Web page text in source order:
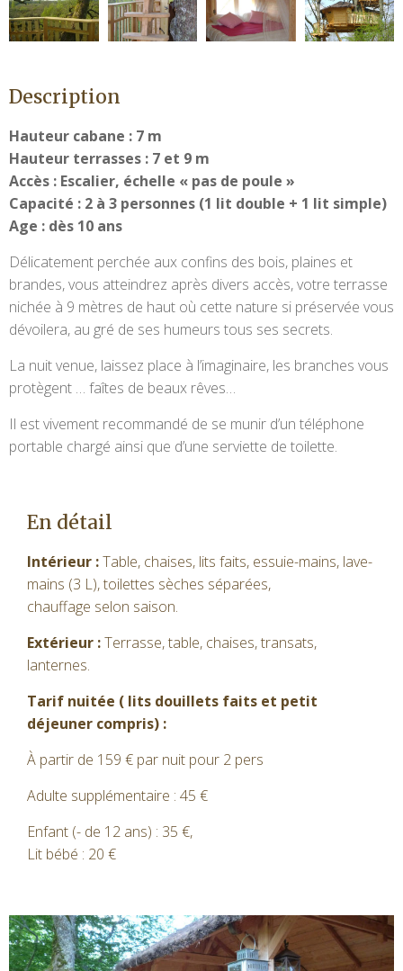
Description
Hauteur cabane : 7 m
Hauteur terrasses : 7 et 9 m
Accès : Escalier, échelle « pas de poule »
Capacité : 2 à 3 personnes (1 lit double + 1 lit simple)
Age : dès 10 ans
Délicatement perchée aux confins des bois, plaines et
brandes, vous atteindrez après divers accès, votre terrasse
nichée à 9 mètres de haut où cette nature si préservée vous
dévoilera, au gré de ses humeurs tous ses secrets.
La nuit venue, laissez place à l’imaginaire, les branches vous
protègent … faîtes de beaux rêves…
Il est vivement recommandé de se munir d’un téléphone
portable chargé ainsi que d’une serviette de toilette.
En détail
Intérieur :Table, chaises, lits faits, essuie-mains, lave-
mains (3 L), toilettes sèches séparées,
chauffage selon saison.
Extérieur :Terrasse, table, chaises, transats,
lanternes.
Tarif nuitée ( lits douillets faits et petit
déjeuner compris) :
À partir de 159 € par nuit pour 2 pers
Adulte supplémentaire : 45 €
Enfant (- de 12 ans) : 35 €,
Lit bébé : 20 €